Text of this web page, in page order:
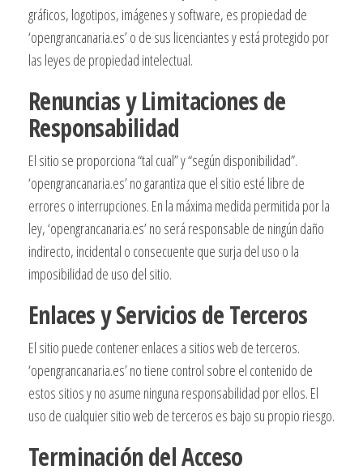
gráficos, logotipos, imágenes y software, es propiedad de
‘opengrancanaria.es’ o de sus licenciantes y está protegido por
las leyes de propiedad intelectual.
Renuncias y Limitaciones de
Responsabilidad
El sitio se proporciona “tal cual” y “según disponibilidad”.
‘opengrancanaria.es’ no garantiza que el sitio esté libre de
errores o interrupciones. En la máxima medida permitida por la
ley, ‘opengrancanaria.es’ no será responsable de ningún daño
indirecto, incidental o consecuente que surja del uso o la
imposibilidad de uso del sitio.
Enlaces y Servicios de Terceros
El sitio puede contener enlaces a sitios web de terceros.
‘opengrancanaria.es’ no tiene control sobre el contenido de
estos sitios y no asume ninguna responsabilidad por ellos. El
uso de cualquier sitio web de terceros es bajo su propio riesgo.
Terminación del Acceso